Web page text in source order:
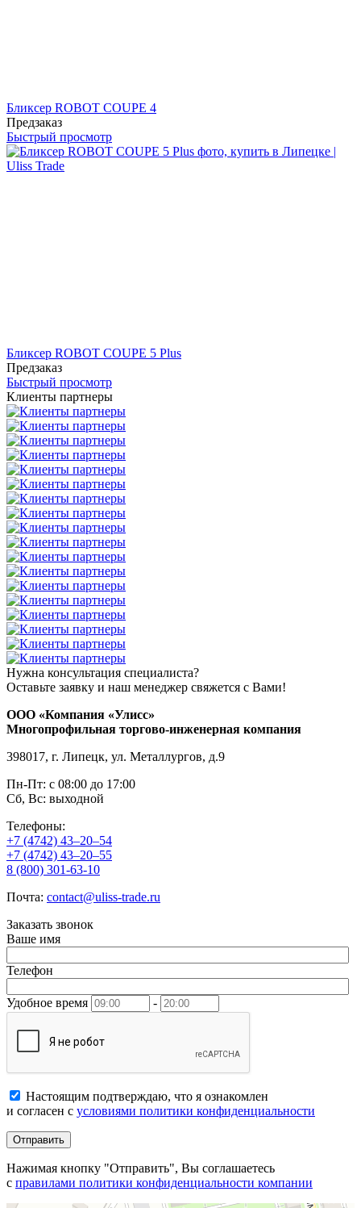
Бликсер ROBOT COUPE 4
Предзаказ
Быстрый просмотр
Бликсер ROBOT COUPE 5 Plus
Предзаказ
Быстрый просмотр
Клиенты партнеры
Нужна консультация специалиста?
Оставьте заявку и наш менеджер свяжется с Вами!
ООО «Компания «Улисс»
Многопрофильная торгово-инженерная компания
398017, г. Липецк, ул. Металлургов, д.9
Пн-Пт: с 08:00 до 17:00
Сб, Вс: выходной
Телефоны:
+7 (4742) 43–20–54
+7 (4742) 43–20–55
8 (800) 301-63-10
Почта: contact@uliss-trade.ru
Заказать звонок
Ваше имя
Телефон
Удобное время -
Настоящим подтверждаю, что я ознакомлен
и согласен с условиями политики конфиденциальности
Отправить
Нажимая кнопку "Отправить", Вы соглашаетесь
с правилами политики конфиденциальности компании